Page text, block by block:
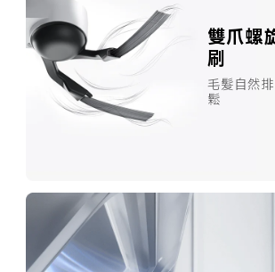
雙爪螺
刷
毛髮自然
鬆